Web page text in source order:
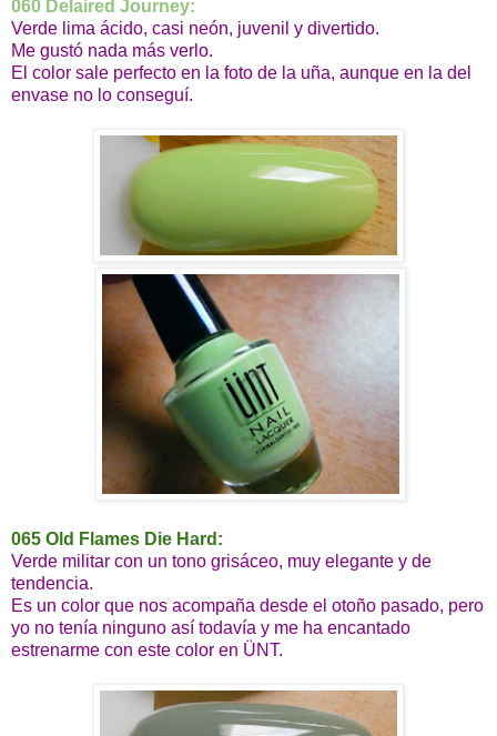
060 Delaired Journey:
Verde lima ácido, casi neón, juvenil y divertido.
Me gustó nada más verlo.
El color sale perfecto en la foto de la uña, aunque en la del
envase no lo conseguí.
065 Old Flames Die Hard:
Verde militar con un tono grisáceo, muy elegante y de
tendencia.
Es un color que nos acompaña desde el otoño pasado, pero
yo no tenía ninguno así todavía y me ha encantado
estrenarme con este color en ÜNT.